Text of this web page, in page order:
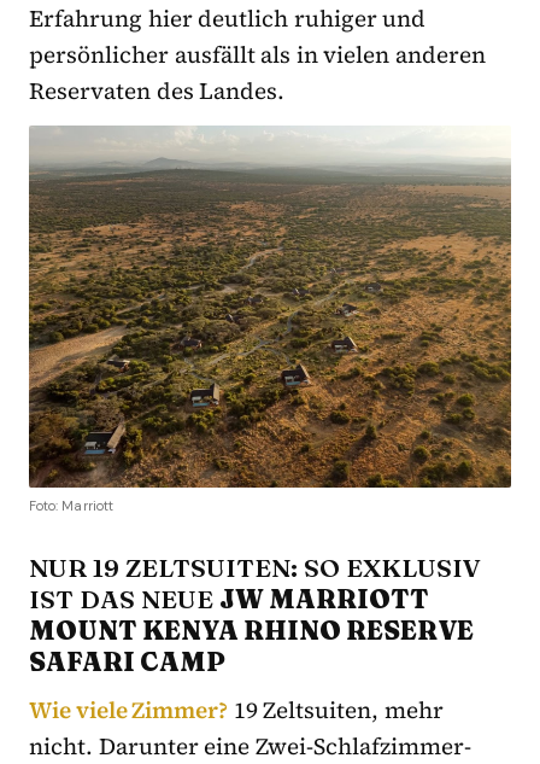
Erfahrung hier deutlich ruhiger und
persönlicher ausfällt als in vielen anderen
Reservaten des Landes.
Foto: Marriott
NUR 19 ZELTSUITEN: SO EXKLUSIV
IST DAS NEUE JW MARRIOTT
MOUNT KENYA RHINO RESERVE
SAFARI CAMP
Wie viele Zimmer? 19 Zeltsuiten, mehr
nicht. Darunter eine Zwei-Schlafzimmer-